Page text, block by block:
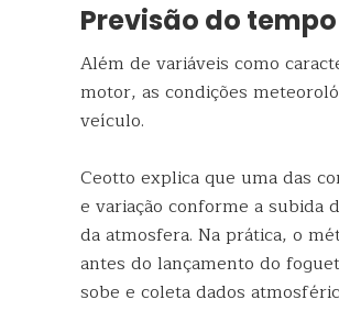
Previsão do
Além de variáveis como
motor, as condições
veículo.
Ceotto explica que uma das
e variação conforme a subida
da atmosfera. Na prática, o
antes do lançamento do
sobe e coleta dados